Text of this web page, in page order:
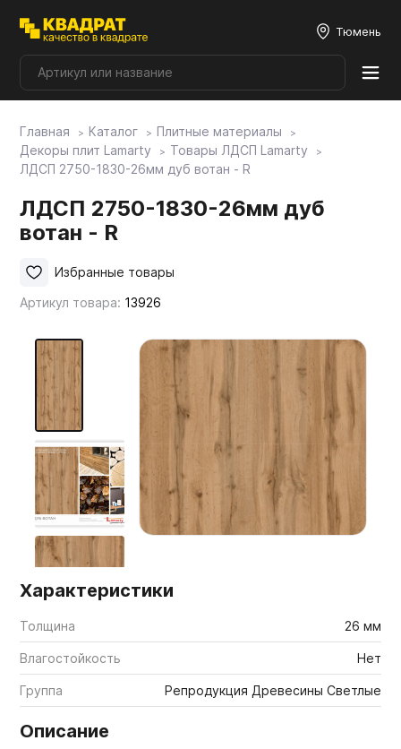
Тюмень
Плитные материалы
Мой ЭГГЕР
Фасады
Мебельные образцы, каталоги
Главная Каталог
Плитные материалы
Декоры плит Lamarty
Товары ЛДСП Lamarty
ЛДСП 2750-1830-26мм дуб вотан - R
ЛДСП 2750-1830-26мм дуб
вотан - R
Артикул товара: 13926
Избранные товары
Характеристики
Толщина 26 мм
Влагостойкость Нет
Группа Репродукция Древесины Светлые
Описание